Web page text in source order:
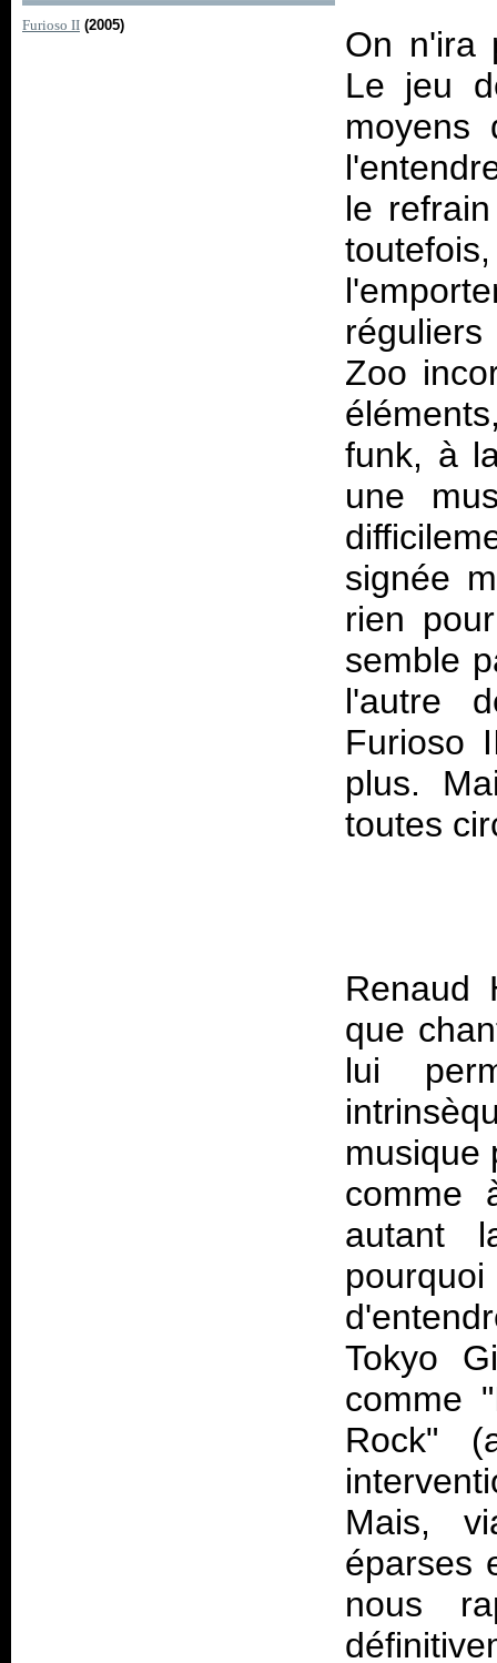
Furioso II (2005)
On n'ira
Le jeu
moyens
le
Zoo
funk, à
une
signée
rien
semble
l'autre
Furioso
plus.
Renaud
que
lui
musique
comme
autant
Tokyo
comme
Rock"
Mais,
éparses
nous